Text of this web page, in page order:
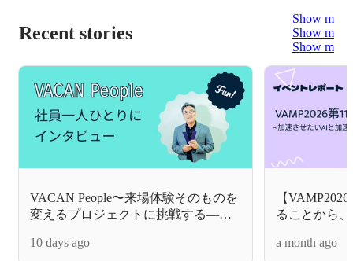
Recent stories
Show more
Show more
Show more
VACAN People〜来場体験そのものを
変えるプロジェクトに挑戦する―
るPMの仕事〜
10 days ago
【
ることから
a month ago